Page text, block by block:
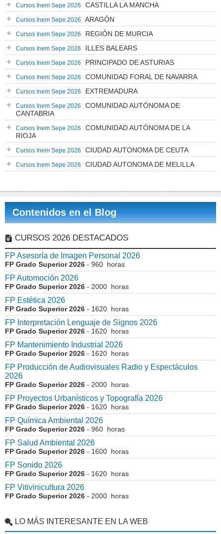
Cursos Inem Sepe 2026 CASTILLA LA MANCHA
Cursos Inem Sepe 2026 ARAGÓN
Cursos Inem Sepe 2026 REGIÓN DE MURCIA
Cursos Inem Sepe 2026 ILLES BALEARS
Cursos Inem Sepe 2026 PRINCIPADO DE ASTURIAS
Cursos Inem Sepe 2026 COMUNIDAD FORAL DE NAVARRA
Cursos Inem Sepe 2026 EXTREMADURA
Cursos Inem Sepe 2026
COMUNIDAD AUTÓNOMA DE
CANTABRIA
Cursos Inem Sepe 2026
COMUNIDAD AUTÓNOMA DE LA
RIOJA
Cursos Inem Sepe 2026 CIUDAD AUTONOMA DE CEUTA
Cursos Inem Sepe 2026 CIUDAD AUTONOMA DE MELILLA
Contenidos en el Blog
CURSOS 2026 DESTACADOS
FP Asesoría de Imagen Personal 2026
FP Grado Superior 2026 - 960 horas
FP Automoción 2026
FP Grado Superior 2026 - 2000 horas
FP Estética 2026
FP Grado Superior 2026 - 1620 horas
FP Interpretación Lenguaje de Signos 2026
FP Grado Superior 2026 - 1620 horas
FP Mantenimiento Industrial 2026
FP Grado Superior 2026 - 1620 horas
FP Producción de Audiovisuales Radio y Espectáculos
2026
FP Grado Superior 2026 - 2000 horas
FP Proyectos Urbanísticos y Topografía 2026
FP Grado Superior 2026 - 1620 horas
FP Química Ambiental 2026
FP Grado Superior 2026 - 960 horas
FP Salud Ambiental 2026
FP Grado Superior 2026 - 1600 horas
FP Sonido 2026
FP Grado Superior 2026 - 1620 horas
FP Vitivinicultura 2026
FP Grado Superior 2026 - 2000 horas
LO MÁS INTERESANTE EN LA WEB